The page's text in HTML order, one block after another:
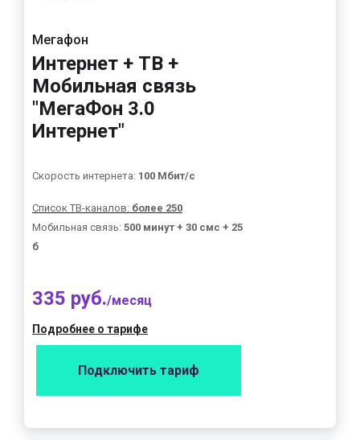
Мегафон
Интернет + ТВ +
Мобильная связь
"МегаФон 3.0
Интернет"
Скорость интернета: 100 Мбит/с
Список ТВ-каналов: более 250
Мобильная связь: 500 минут + 30 смс + 25
б
335 руб./месяц
Подробнее о тарифе
Подключить тариф